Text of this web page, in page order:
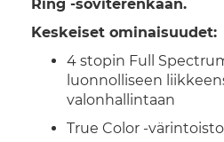
Ring -soviterenkaan.
Keskeiset ominaisuudet:
4 stopin Full
luonnolliseen
valonhallintaan
True Color -